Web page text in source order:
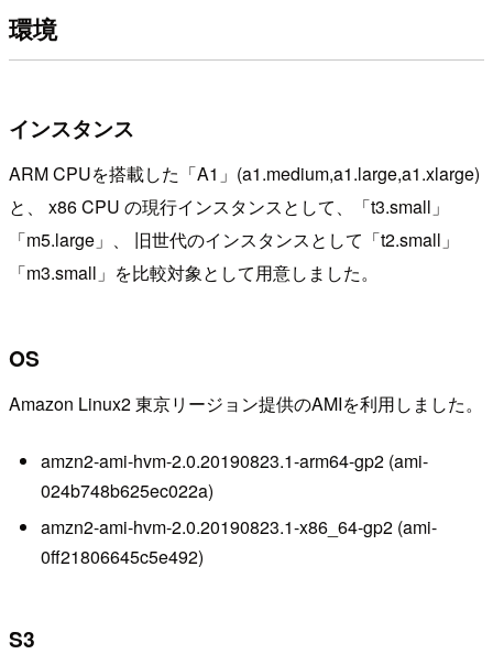
環境
インスタンス
ARM CPUを搭載した「A1」(a1.medium,a1.large,a1.xlarge)
と、 x86 CPU の現行インスタンスとして、「t3.small」
「m5.large」、 旧世代のインスタンスとして「t2.small」
「m3.small」を比較対象として用意しました。
OS
Amazon Linux2 東京リージョン提供のAMIを利用しました。
amzn2-ami-hvm-2.0.20190823.1-arm64-gp2 (ami-
024b748b625ec022a)
amzn2-ami-hvm-2.0.20190823.1-x86_64-gp2 (ami-
0ff21806645c5e492)
S3